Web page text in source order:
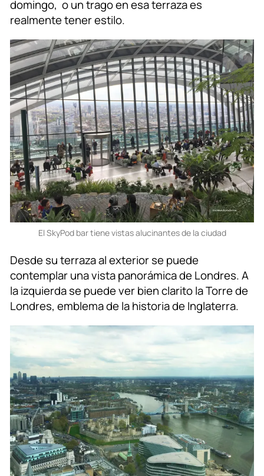
domingo, o un trago en esa terraza es
realmente tener estilo.
El SkyPod bar tiene vistas alucinantes de la ciudad
Desde su terraza al exterior se puede
contemplar una vista panorámica de Londres. A
la izquierda se puede ver bien clarito la Torre de
Londres, emblema de la historia de Inglaterra.